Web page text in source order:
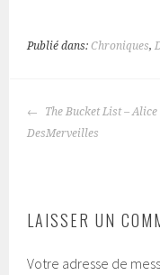
Publié dans:Chroniques,
NAVIGATION
The Bucket List – Alice
DesMerveilles
LAISSER UN
Votre adresse de